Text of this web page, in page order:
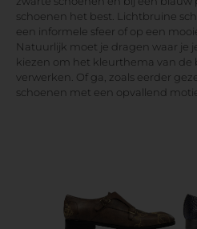
schoenen het best. Lichtbruine
een informele sfeer of op een
Natuurlijk moet je dragen waar je
kiezen om het kleurthema van de
verwerken. Of ga, zoals eerder
schoenen met een opvallend